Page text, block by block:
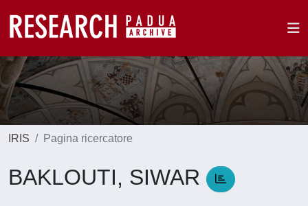
IRIS Pagina ricercatore
BAKLOUTI, SIWAR